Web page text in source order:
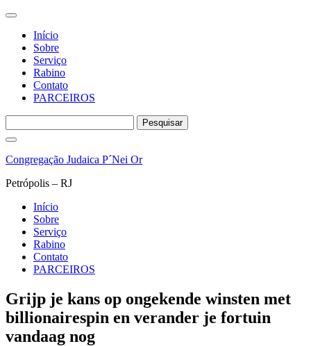
Início
Sobre
Serviço
Rabino
Contato
PARCEIROS
por:
Pular
o
Congregação Judaica P´Nei Or
Petrópolis – RJ
Início
Sobre
Serviço
Rabino
Contato
PARCEIROS
Grijp je kans op ongekende winsten met
billionairespin en verander je fortuin
vandaag nog